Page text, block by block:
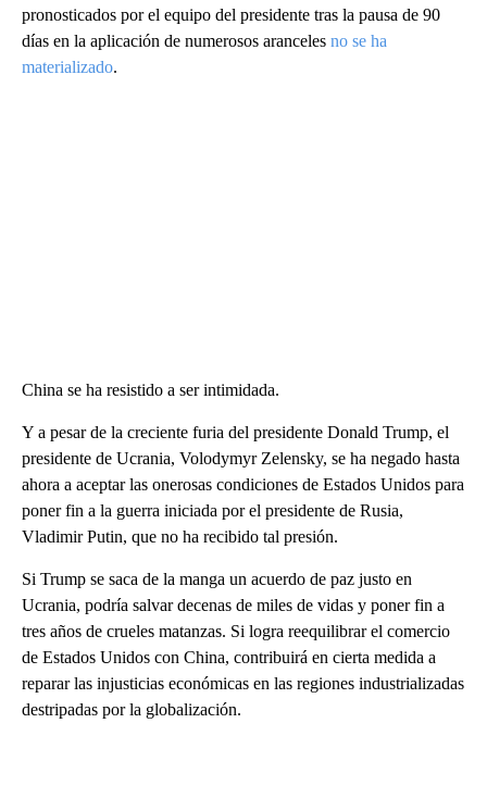
pronosticados por el equipo del presidente tras la pausa de 90
días en la aplicación de numerosos aranceles no se ha
materializado.
China se ha resistido a ser intimidada.
Y a pesar de la creciente furia del presidente Donald Trump, el
presidente de Ucrania, Volodymyr Zelensky, se ha negado hasta
ahora a aceptar las onerosas condiciones de Estados Unidos para
poner fin a la guerra iniciada por el presidente de Rusia,
Vladimir Putin, que no ha recibido tal presión.
Si Trump se saca de la manga un acuerdo de paz justo en
Ucrania, podría salvar decenas de miles de vidas y poner fin a
tres años de crueles matanzas. Si logra reequilibrar el comercio
de Estados Unidos con China, contribuirá en cierta medida a
reparar las injusticias económicas en las regiones industrializadas
destripadas por la globalización.